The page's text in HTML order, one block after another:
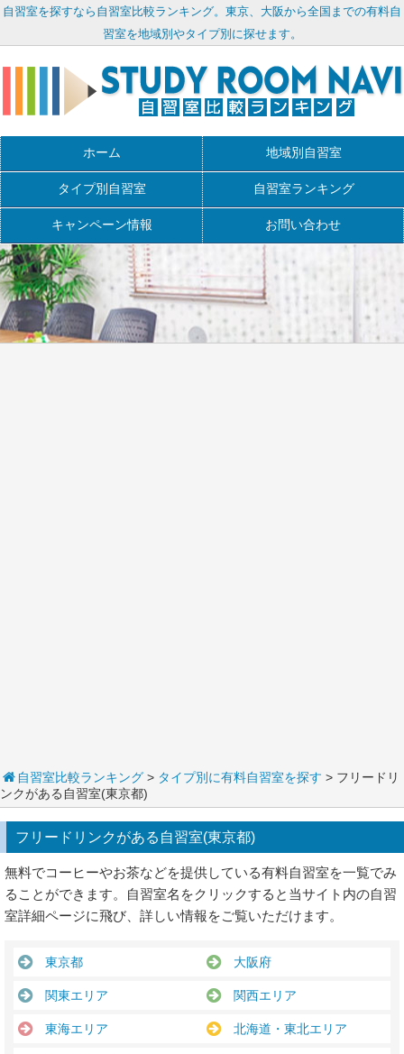
自習室を探すなら自習室比較ランキング。東京、大阪から全国までの有料自
習室を地域別やタイプ別に探せます。
ホーム 地域別自習室
タイプ別自習室 自習室ランキング
キャンペーン情報 お問い合わせ
自習室比較ランキング > タイプ別に有料自習室を探す > フリードリ
ンクがある自習室(東京都)
フリードリンクがある自習室(東京都)
無料でコーヒーやお茶などを提供している有料自習室を一覧でみ
ることができます。自習室名をクリックすると当サイト内の自習
室詳細ページに飛び、詳しい情報をご覧いただけます。
東京都 大阪府
関東エリア 関西エリア
東海エリア 北海道・東北エリア